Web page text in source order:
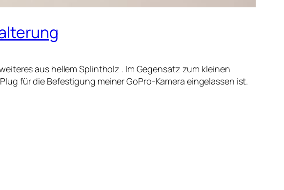
aus hellem Splintholz . Im Gegensatz zum kleinen
für die Befestigung meiner GoPro-Kamera eingelassen ist.